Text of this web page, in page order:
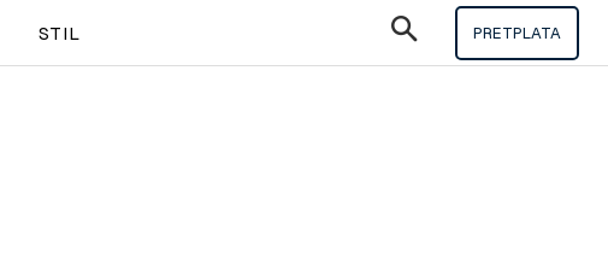
STIL PRETPLATA